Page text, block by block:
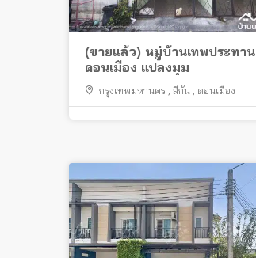
(ขายแล้ว) หมู่บ้านเทพประทาน
ดอนเมือง แปลงมุม
กรุงเทพมหานคร สีกัน ดอนเมือง